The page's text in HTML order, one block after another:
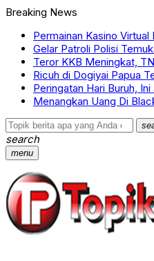
Breaking News
Permainan Kasino
Gelar Patroli Polisi
Teror KKB Meningkat,
Ricuh di Dogiyai Papua
Peringatan Hari Buruh,
Menangkan Uang Di
search
menu